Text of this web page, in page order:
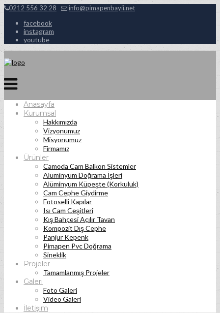
0212 556 32 28 info@pimapenbayii.net
facebook
instagram
youtube
Anasayfa
Kurumsal
Hakkımızda
Vizyonumuz
Misyonumuz
Firmamız
Ürünler
Camoda Cam Balkon Sistemler
Alüminyum Doğrama İşleri
Alüminyum Küpeşte (Korkuluk)
Cam Cephe Giydirme
Fotoselli Kapılar
Isı Cam Çeşitleri
Kış Bahçesi Açılır Tavan
Kompozit Dış Cephe
Panjur Kepenk
Pimapen Pvc Doğrama
Sineklik
Projeler
Tamamlanmış Projeler
Galeri
Foto Galeri
Video Galeri
İletişim